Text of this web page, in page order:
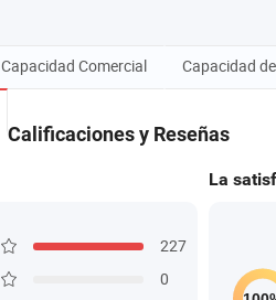
Capacidad Comercial Capacidad
Calificaciones y Reseñas
227
0
La